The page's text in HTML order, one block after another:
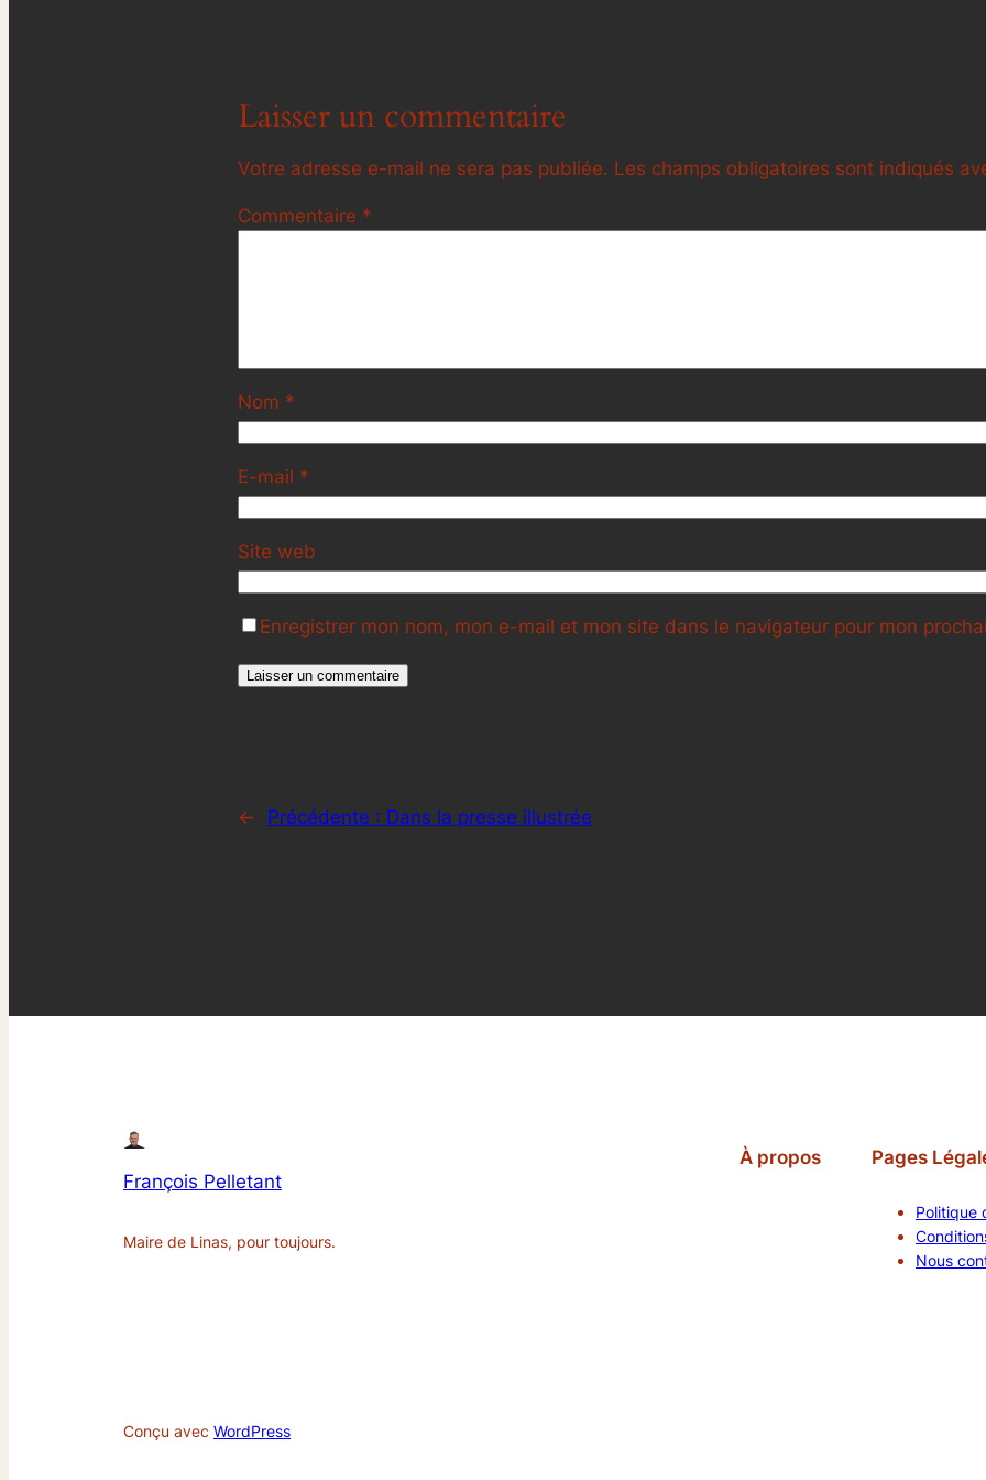
Laisser un commentaire
Votre adresse e-mail ne sera pas publiée. Les champs obligatoires sont indiqués
Commentaire *
Nom *
E-mail *
Site web
Enregistrer mon nom, mon e-mail et mon site dans le navigateur pour mon
← Précédente : Dans la presse illustrée
François Pelletant
Maire de Linas, pour toujours.
À propos Pages
Politique
Nous
Conçu avec WordPress